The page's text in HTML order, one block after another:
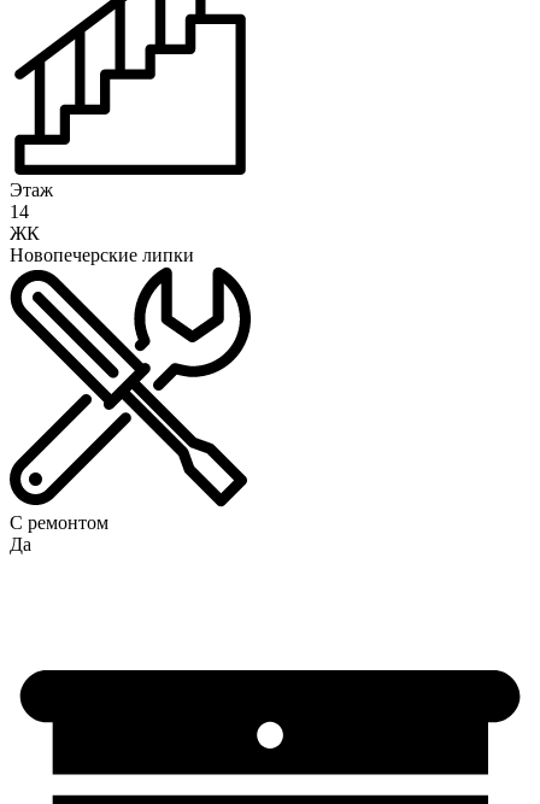
Этаж
14
ЖК
Новопечерские липки
С ремонтом
Да